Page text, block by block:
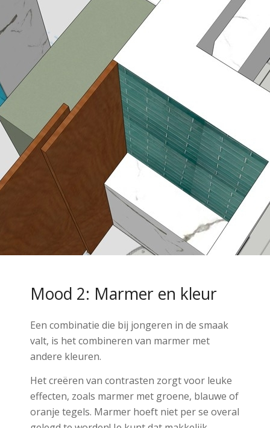
Mood 2: Marmer en kleur
Een combinatie die bij jongeren in de smaak
valt, is het combineren van marmer met
andere kleuren.
Het creëren van contrasten zorgt voor leuke
effecten, zoals marmer met groene, blauwe of
oranje tegels. Marmer hoeft niet per se overal